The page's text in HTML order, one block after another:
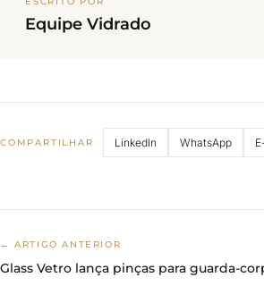
Equipe Vidrado
COMPARTILHAR LinkedIn WhatsApp
← ARTIGO ANTERIOR
Glass Vetro lança pinças para guarda-